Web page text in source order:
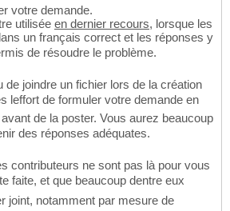
votre demande.
utilisée en dernier recours, lorsque les
un français correct et les réponses y
de résoudre le problème.
de joindre un fichier lors de la création
leffort de formuler votre demande en
de la poster. Vous aurez beaucoup
des réponses adéquates.
contributeurs ne sont pas là pour vous
faite, et que beaucoup dentre eux
joint, notamment par mesure de